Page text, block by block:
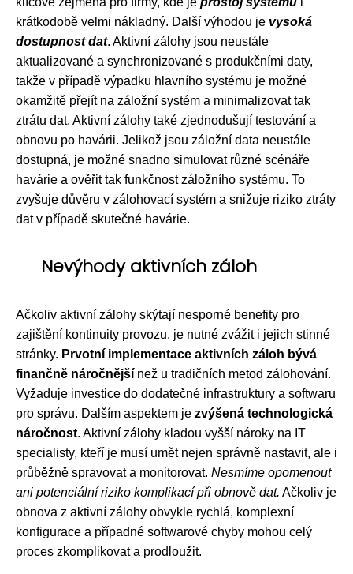
krátkodobě velmi nákladný. Další výhodou je vysoká
dostupnost dat. Aktivní zálohy jsou neustále
aktualizované a synchronizované s produkčními daty,
takže v případě výpadku hlavního systému je možné
okamžitě přejít na záložní systém a minimalizovat tak
ztrátu dat. Aktivní zálohy také zjednodušují testování a
obnovu po havárii. Jelikož jsou záložní data neustále
dostupná, je možné snadno simulovat různé scénáře
havárie a ověřit tak funkčnost záložního systému. To
zvyšuje důvěru v zálohovací systém a snižuje riziko ztráty
dat v případě skutečné havárie.
Nevýhody aktivních záloh
Ačkoliv aktivní zálohy skýtají nesporné benefity pro
zajištění kontinuity provozu, je nutné zvážit i jejich stinné
stránky. Prvotní implementace aktivních záloh bývá
finančně náročnější než u tradičních metod zálohování.
Vyžaduje investice do dodatečné infrastruktury a softwaru
pro správu. Dalším aspektem je zvýšená technologická
náročnost. Aktivní zálohy kladou vyšší nároky na IT
specialisty, kteří je musí umět nejen správně nastavit, ale i
průběžně spravovat a monitorovat. Nesmíme opomenout
ani potenciální riziko komplikací při obnově dat. Ačkoliv je
obnova z aktivní zálohy obvykle rychlá, komplexní
konfigurace a případné softwarové chyby mohou celý
proces zkomplikovat a prodloužit.